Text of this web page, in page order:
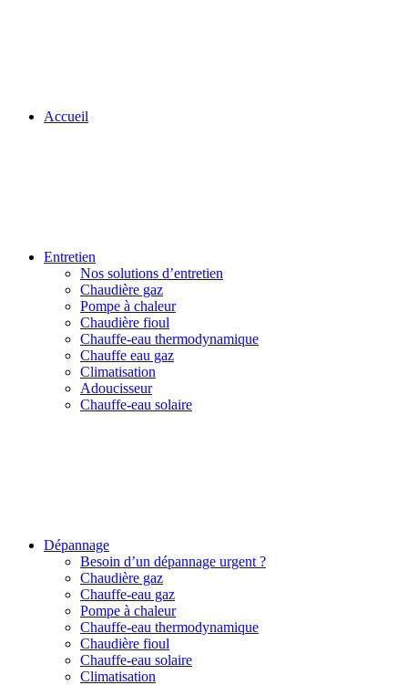
Accueil
Entretien
Nos solutions d’entretien
Chaudière gaz
Pompe à chaleur
Chaudière fioul
Chauffe-eau thermodynamique
Chauffe eau gaz
Climatisation
Adoucisseur
Chauffe-eau solaire
Dépannage
Besoin d’un dépannage urgent ?
Chaudière gaz
Chauffe-eau gaz
Pompe à chaleur
Chauffe-eau thermodynamique
Chaudière fioul
Chauffe-eau solaire
Climatisation